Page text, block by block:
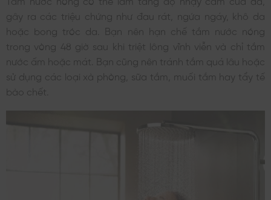
gây ra các triệu chứng như đau rát, ngứa ngáy, khô da
hoặc bong tróc da. Bạn nên hạn chế tắm nước nóng
trong vòng 48 giờ sau khi triệt lông vĩnh viễn và chỉ tắm
nước ấm hoặc mát. Bạn cũng nên tránh tắm quá lâu hoặc
sử dụng các loại xà phòng, sữa tắm, muối tắm hay tẩy tế
bào chết.